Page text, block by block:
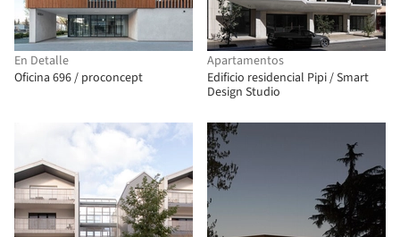
En Detalle
Oficina 696 / proconcept
Apartamentos
Edificio residencial Pipi / Smart
Design Studio